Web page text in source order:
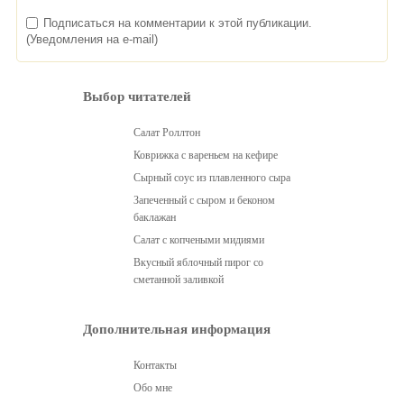
Подписаться на комментарии к этой публикации.
(Уведомления на e-mail)
Выбор читателей
Салат Роллтон
Коврижка с вареньем на кефире
Сырный соус из плавленного сыра
Запеченный с сыром и беконом
баклажан
Салат с копчеными мидиями
Вкусный яблочный пирог со
сметанной заливкой
Дополнительная информация
Контакты
Обо мне